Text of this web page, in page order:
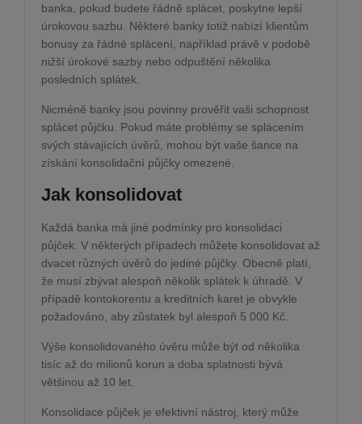
banka, pokud budete řádně splácet, poskytne lepší
úrokovou sazbu. Některé banky totiž nabízí klientům
bonusy za řádné splácení, například právě v podobě
nižší úrokové sazby nebo odpuštění několika
posledních splátek.
Nicméně banky jsou povinny prověřit vaši schopnost
splácet půjčku. Pokud máte problémy se splácením
svých stávajících úvěrů, mohou být vaše šance na
získání konsolidační půjčky omezené.
Jak konsolidovat
Každá banka má jiné podmínky pro konsolidaci
půjček. V některých případech můžete konsolidovat až
dvacet různých úvěrů do jediné půjčky. Obecně platí,
že musí zbývat alespoň několik splátek k úhradě. V
případě kontokorentu a kreditních karet je obvykle
požadováno, aby zůstatek byl alespoň 5 000 Kč.
Výše konsolidovaného úvěru může být od několika
tisíc až do milionů korun a doba splatnosti bývá
většinou až 10 let.
Konsolidace půjček je efektivní nástroj, který může